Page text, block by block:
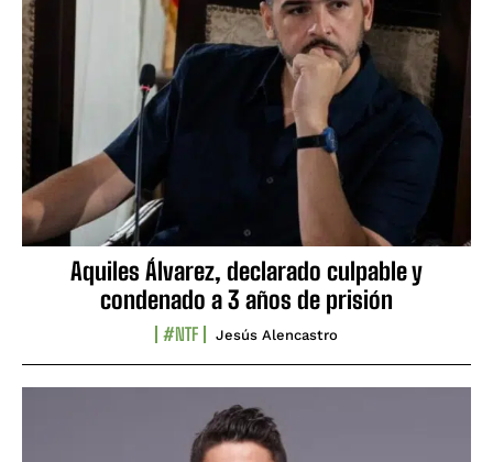
Aquiles Álvarez, declarado culpable y
condenado a 3 años de prisión
#NTF Jesús Alencastro